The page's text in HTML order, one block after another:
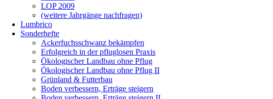
LOP 2009
(weitere Jahrgänge nachfragen)
Lumbrico
Sonderhefte
Ackerfuchsschwanz bekämpfen
Erfolgreich in der pfluglosen Praxis
Ökologischer Landbau ohne Pflug
Ökologischer Landbau ohne Pflug II
Grünland & Futterbau
Boden verbessern, Erträge steigern